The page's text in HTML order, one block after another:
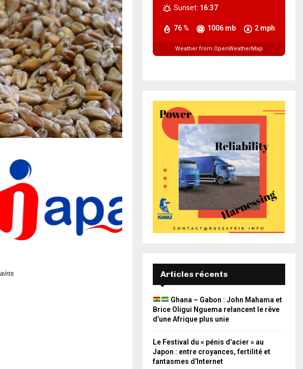
76 % 1006 mb 2 mph
Sunset: 16:37
Weather from OpenWeatherMap
Articles récents
Ghana – Gabon : John Mahama et
Brice Oligui Nguema relancent le rêve
d’une Afrique plus unie
Le Festival du « pénis d’acier » au
Japon : entre croyances, fertilité et
fantasmes d’Internet